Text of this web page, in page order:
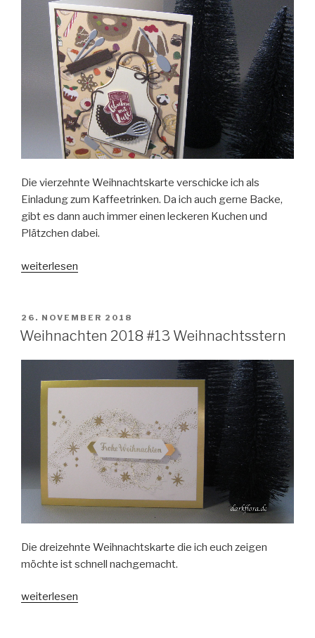
Die vierzehnte Weihnachtskarte verschicke ich als
Einladung zum Kaffeetrinken. Da ich auch gerne Backe,
gibt es dann auch immer einen leckeren Kuchen und
Plätzchen dabei.
„Weihnachten
Gebacken
mit
weiterlesen
VERÖFFENTLICHT
AM
26. NOVEMBER 2018
Weihnachten 2018 #13 Weihnachtsstern
Die dreizehnte Weihnachtskarte die ich euch zeigen
möchte ist schnell nachgemacht.
„Weihnachten
weiterlesen